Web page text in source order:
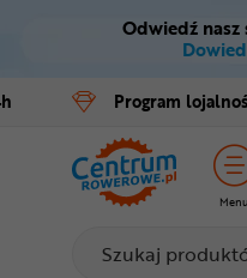
Menu
Informacje
Do
Odwiedź nasz
Program
Menu
Rowery
E-bike
Części
Akcesoria